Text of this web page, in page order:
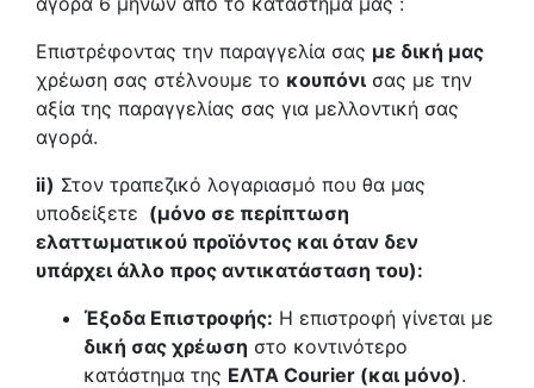
Επιστρέφοντας την παραγγελία σας με δική μας
χρέωση σας στέλνουμε το κουπόνι σας με την
αξία της παραγγελίας σας για μελλοντική σας
αγορά.
ii) Στον τραπεζικό λογαριασμό που θα μας
υποδείξετε (μόνο σε περίπτωση
ελαττωματικού προϊόντος και όταν δεν
υπάρχει άλλο προς αντικατάσταση του):
Έξοδα Επιστροφής: Η επιστροφή γίνεται με
δική σας χρέωση στο κοντινότερο
κατάστημα της ΕΛΤΑ Courier (και μόνο).